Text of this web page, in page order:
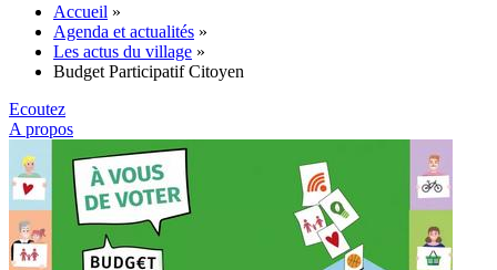
Accueil »
Agenda et actualités »
Les actus du village »
Budget Participatif Citoyen
Ecoutez
A propos